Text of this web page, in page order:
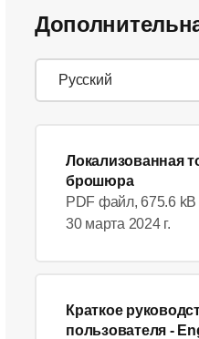
Локализованная
брошюра
PDF файл, 675.6 kB
30 марта 2024 г.
Краткое
пользователя -